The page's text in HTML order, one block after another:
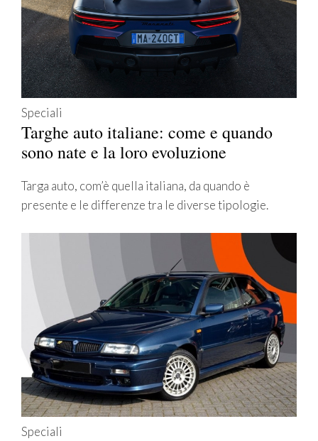
Speciali
Targhe auto italiane: come e quando
sono nate e la loro evoluzione
Targa auto, com’è quella italiana, da quando è
presente e le differenze tra le diverse tipologie.
Speciali